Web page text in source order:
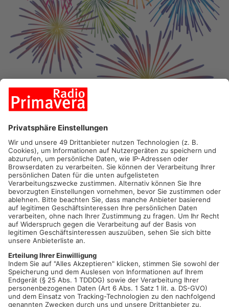
PRIMAVERALAND.Die Polizei will die im Primaveraland
ausgesprochenen Versammlungsverbote in der Silvesternacht
überwachen. Das Polizeipräsidium Unterfranken erhält eigenen
Angaben zufolge dazu Unterstützung von der
Bereitschaftspolizei. Versammlungsverbote wegen Corona
gibt es viele in der Silvesternacht. Allein 65 sind es im Kreis
Aschaffenburg, im Main-Kinzig-Kreis über hundert. "Wir
kontrollieren Plätze, die sich in der Vergangenheit als beliebte
Silvester-Treffpunkte herauskristallisiert haben", sagt Philipp
Hümmer vom Polizeipräsidium Unterfranken. An diesen
Plätzen dürfen sich maximal zehn Personen auf einmal
aufhalten. Es hilft also, in der Silvesternacht nochmal genau
durchzuzählen, sonst kann das neue Jahr mit einer saftigen
Geldstrafe beginnen.